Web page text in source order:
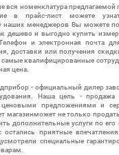
вся номенклатура
в прайс-лист можете
наших менеджеров Вы можете
дешево и выгодно купить
и электронная почта
доставки или получения
самые квалифицированные
цена.
- официальный дилер
Наша цель - продажа
предложениями и
магазинможет не только
дополнительные услуги по его
приятные
специальные